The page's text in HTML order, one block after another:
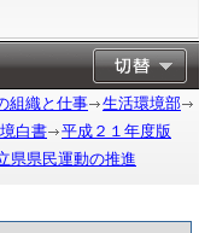
組織と仕事
生活環境部
白書
平成２１年度版
県県民運動の推進